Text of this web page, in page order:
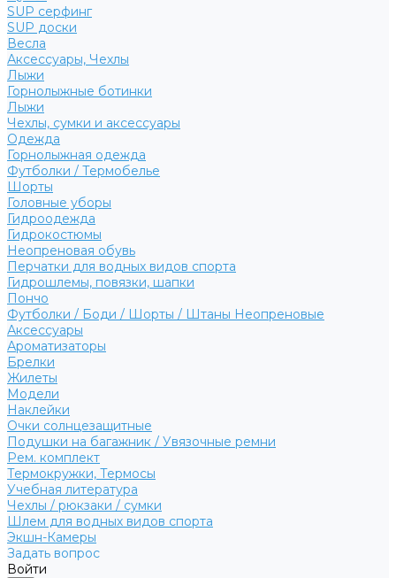
SUP серфинг
SUP доски
Весла
Аксессуары, Чехлы
Лыжи
Горнолыжные ботинки
Лыжи
Чехлы, сумки и аксессуары
Одежда
Горнолыжная одежда
Футболки / Термобелье
Шорты
Головные уборы
Гидроодежда
Гидрокостюмы
Неопреновая обувь
Перчатки для водных видов спорта
Гидрошлемы, повязки, шапки
Пончо
Футболки / Боди / Шорты / Штаны Неопреновые
Аксессуары
Ароматизаторы
Брелки
Жилеты
Модели
Наклейки
Очки солнцезащитные
Подушки на багажник / Увязочные ремни
Рем. комплект
Термокружки, Термосы
Учебная литература
Чехлы / рюкзаки / сумки
Шлем для водных видов спорта
Экшн-Камеры
Задать вопрос
Войти